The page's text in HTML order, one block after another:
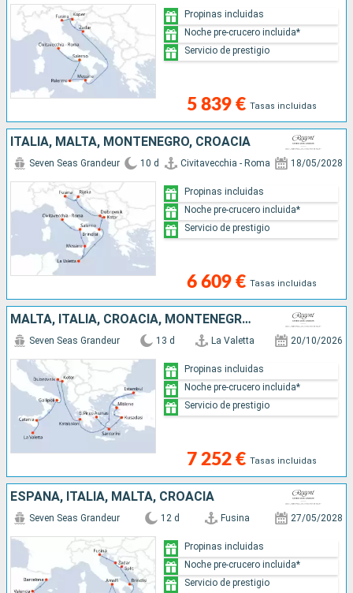
5 839 € Tasas incluidas
Propinas incluidas
Noche pre-crucero incluida*
Servicio de prestigio
ITALIA, MALTA, MONTENEGRO, CROACIA
Seven Seas Grandeur 10 d Civitavecchia - Roma 18/05/2028
6 609 € Tasas incluidas
Propinas incluidas
Noche pre-crucero incluida*
Servicio de prestigio
MALTA, ITALIA, CROACIA, MONTENEGRO, GRECIA, TURQUÍA
Seven Seas Grandeur 13 d La Valetta 20/10/2026
7 252 € Tasas incluidas
Propinas incluidas
Noche pre-crucero incluida*
Servicio de prestigio
ESPAÑA, ITALIA, MALTA, CROACIA
Seven Seas Grandeur 12 d Fusina 27/05/2028
Propinas incluidas
Noche pre-crucero incluida*
Servicio de prestigio